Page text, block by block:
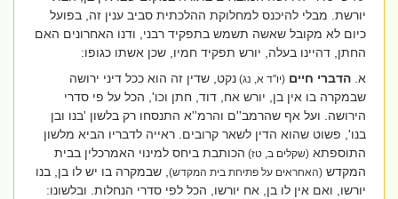
יורשת. מבלי להיכנס למחלוקת ההלכתית סביב ענין זה, בפועל
כיום לא מקובל שאשה תשמש בתפקיד רבני, ודנו האחרונים האם
החתן, דהיינו בעלה, יורש תפקיד חמיו, שכן אשתו כגופו:
א.הדברי חיים (יו''ד א, נג)נקט, שדין זה הוא ככל דיני ירושה
שבמקרה בו אין בן, יורש אח, דוד, חתן וכו', הכל על פי סדרי
הירושה. ועל אף שהרמב''ם והרמ''א התנסחו רק בלשון 'בנו ובן
בנו', פשוט שהוא הדין לשאר קרובים. ראייה לדבריו הביא מלשון
התוספתא(שקלים ב, טז)הכותבת ביחס למינוי האמרכלין בבית
המקדש(האחראים על פתיחת בית המקדש), שבמקרה בו יש לו בן, בנו
יורשו, ואם אין לו בן, אח יורשו, הכל לפי סדרי הנחלות. ובלשונו: